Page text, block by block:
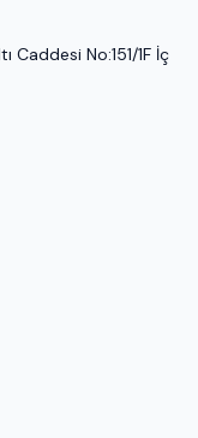
Caddesi No:151/1F İç